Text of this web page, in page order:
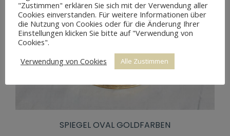
SPIEGEL OVAL GOLDFARBEN
"Zustimmen" erklären Sie sich mit der Verwendung aller
Cookies einverstanden. Für weitere Informationen über
die Nutzung von Cookies oder für die Änderung Ihrer
Einstellungen klicken Sie bitte auf "Verwendung von
Cookies".
Verwendung von Cookies
Alle Zustimmen